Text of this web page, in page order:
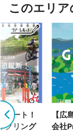
このエリ
ルート！
クリング
【
会社